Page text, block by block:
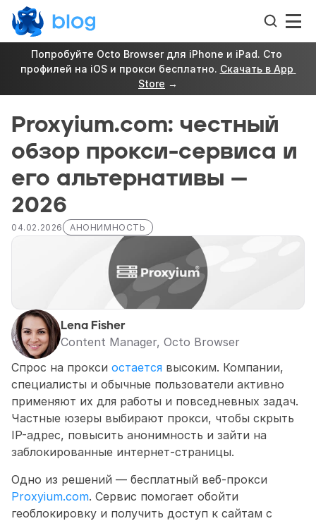
Попробуйте Octo Browser для iPhone и iPad. Сто
профилей на iOS и прокси бесплатно. Скачать в App
Store →
Proxyium.com: честный
обзор прокси-сервиса и
его альтернативы —
2026
04.02.2026 АНОНИМНОСТЬ
Lena Fisher
Content Manager, Octo Browser
Спрос на прокси остается высоким. Компании,
специалисты и обычные пользователи активно
применяют их для работы и повседневных задач.
Частные юзеры выбирают прокси, чтобы скрыть
IP-адрес, повысить анонимность и зайти на
заблокированные интернет-страницы.
Proxyium.com. Сервис помогает обойти
геоблокировку и получить доступ к сайтам с